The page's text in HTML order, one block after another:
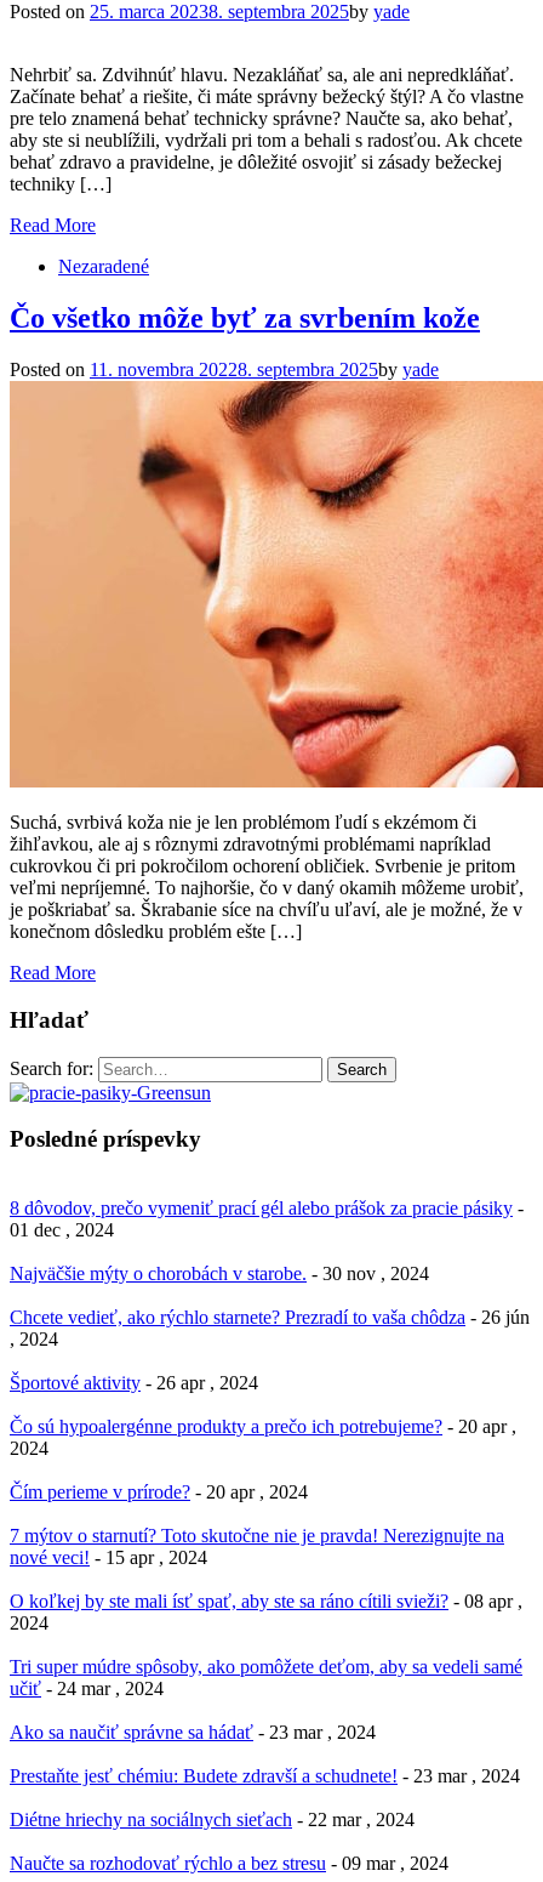
Posted on 25. marca 20238. septembra 2025by yade
Nehrbiť sa. Zdvihnúť hlavu. Nezakláňať sa, ale ani nepredkláňať.
Začínate behať a riešite, či máte správny bežecký štýl? A čo vlastne
pre telo znamená behať technicky správne? Naučte sa, ako behať,
aby ste si neublížili, vydržali pri tom a behali s radosťou. Ak chcete
behať zdravo a pravidelne, je dôležité osvojiť si zásady bežeckej
techniky […]
Read More
Nezaradené
Čo všetko môže byť za svrbením kože
Posted on 11. novembra 20228. septembra 2025by yade
Suchá, svrbivá koža nie je len problémom ľudí s ekzémom či
žihľavkou, ale aj s rôznymi zdravotnými problémami napríklad
cukrovkou či pri pokročilom ochorení obličiek. Svrbenie je pritom
veľmi nepríjemné. To najhoršie, čo v daný okamih môžeme urobiť,
je poškriabať sa. Škrabanie síce na chvíľu uľaví, ale je možné, že v
konečnom dôsledku problém ešte […]
Read More
Hľadať
Search for: Search
Posledné príspevky
8 dôvodov, prečo vymeniť prací gél alebo prášok za pracie pásiky -
01 dec , 2024
Najväčšie mýty o chorobách v starobe. - 30 nov , 2024
Chcete vedieť, ako rýchlo starnete? Prezradí to vaša chôdza - 26 jún
, 2024
Športové aktivity - 26 apr , 2024
Čo sú hypoalergénne produkty a prečo ich potrebujeme? - 20 apr ,
2024
Čím perieme v prírode? - 20 apr , 2024
7 mýtov o starnutí? Toto skutočne nie je pravda! Nerezignujte na
nové veci! - 15 apr , 2024
O koľkej by ste mali ísť spať, aby ste sa ráno cítili svieži? - 08 apr ,
2024
Tri super múdre spôsoby, ako pomôžete deťom, aby sa vedeli samé
učiť - 24 mar , 2024
Ako sa naučiť správne sa hádať - 23 mar , 2024
Prestaňte jesť chémiu: Budete zdravší a schudnete! - 23 mar , 2024
Diétne hriechy na sociálnych sieťach - 22 mar , 2024
Naučte sa rozhodovať rýchlo a bez stresu - 09 mar , 2024